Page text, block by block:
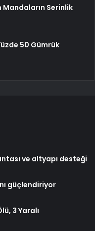
Mandaların Serinlik
50 Gümrük
ve altyapı desteği
güçlendiriyor
3 Yaralı